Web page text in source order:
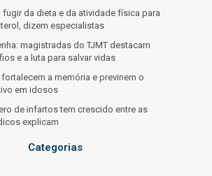
da dieta e da atividade física para
dizem especialistas
magistradas do TJMT destacam
e a luta para salvar vidas
a memória e previnem o
em idosos
de infartos tem crescido entre as
explicam
Categorias